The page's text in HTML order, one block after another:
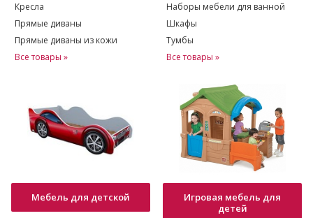
Кресла
Прямые диваны
Прямые диваны из кожи
Все товары »
Наборы мебели для ванной
Шкафы
Тумбы
Все товары »
Мебель для детской
Игровая мебель для
детей